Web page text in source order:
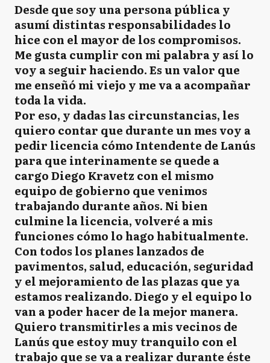
Desde que soy una persona pública y
asumí distintas responsabilidades lo
hice con el mayor de los compromisos.
Me gusta cumplir con mi palabra y así lo
voy a seguir haciendo. Es un valor que
me enseñó mi viejo y me va a acompañar
toda la vida.
Por eso, y dadas las circunstancias, les
quiero contar que durante un mes voy a
pedir licencia cómo Intendente de Lanús
para que interinamente se quede a
cargo Diego Kravetz con el mismo
equipo de gobierno que venimos
trabajando durante años. Ni bien
culmine la licencia, volveré a mis
funciones cómo lo hago habitualmente.
Con todos los planes lanzados de
pavimentos, salud, educación, seguridad
y el mejoramiento de las plazas que ya
estamos realizando. Diego y el equipo lo
van a poder hacer de la mejor manera.
Quiero transmitirles a mis vecinos de
Lanús que estoy muy tranquilo con el
trabajo que se va a realizar durante éste